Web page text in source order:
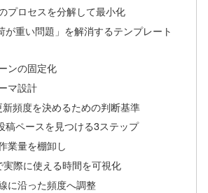
プロセスを分解して最小化
が重い問題」を解消するテンプレート
ンの固定化
マ設計
頻度を決めるための判断基準
稿ペースを見つける3ステップ
業量を棚卸し
際に使える時間を可視化
に沿った頻度へ調整